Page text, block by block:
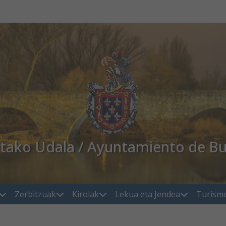
Udala / Ayuntamiento de
Zerbitzuak Kirolak Lekua eta Jendea